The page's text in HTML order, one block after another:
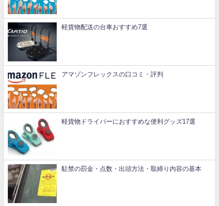
軽貨物配送の台車おすすめ7選
アマゾンフレックスの口コミ・評判
軽貨物ドライバーにおすすめな便利グッズ17選
駐禁の罰金・点数・出頭方法・取締り内容の基本